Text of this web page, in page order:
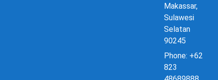
Makassar,
Sulawesi
Selatan
90245
Phone: +62
823